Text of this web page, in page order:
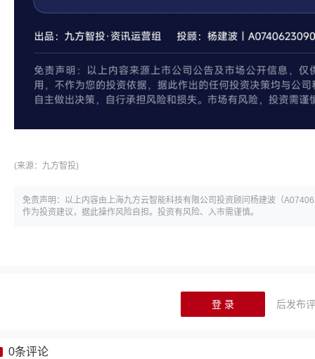
(来源： 九方智投)
免责声明：以上内容由上海九方云智能科技有限公司投资顾问杨建波（
作为投资建议，据此操作风险自担。投资有风险、入市需谨慎。
登 录 后发布
0条评论